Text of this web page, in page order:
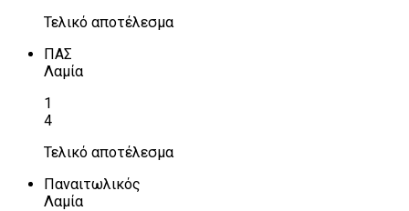
Τελικό αποτέλεσμα
ΠΑΣ
Λαμία
1
4
Τελικό αποτέλεσμα
Παναιτωλικός
Λαμία